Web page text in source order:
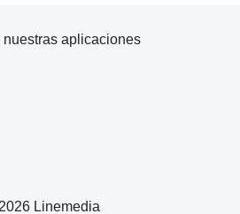
Linemedia
nuestras aplicaciones